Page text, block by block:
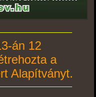
án 12
a
Alapítványt.